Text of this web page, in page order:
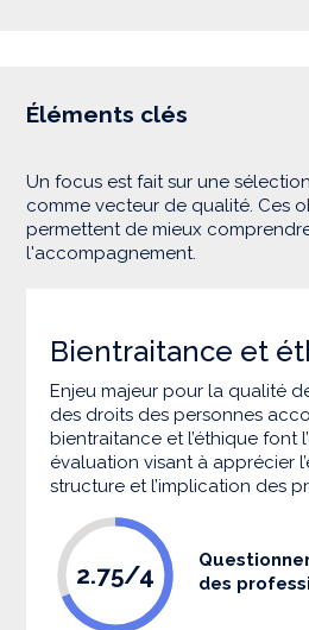
Éléments clés
Un focus est fait sur une
comme vecteur de qualité. Ces
permettent de mieux
l'accompagnement.
Bientraitance et
Enjeu majeur pour la qualité
des droits des personnes
bientraitance et l’éthique font
évaluation visant à apprécier
structure et l’implication des
2.75/4
des